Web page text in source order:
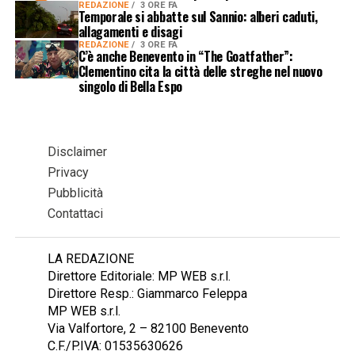
REDAZIONE 3 ORE FA
Temporale si abbatte sul Sannio: alberi caduti,
allagamenti e disagi
REDAZIONE 3 ORE FA
C’è anche Benevento in “The Goatfather”:
Clementino cita la città delle streghe nel nuovo
singolo di Bella Espo
Disclaimer
Privacy
Pubblicità
Contattaci
LA REDAZIONE
Direttore Editoriale: MP WEB s.r.l.
Direttore Resp.: Giammarco Feleppa
MP WEB s.r.l.
Via Valfortore, 2 – 82100 Benevento
C.F./P.IVA: 01535630626